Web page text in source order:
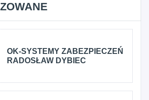
OK-SYSTEMY ZABEZPIECZEŃ
RADOSŁAW DYBIEC